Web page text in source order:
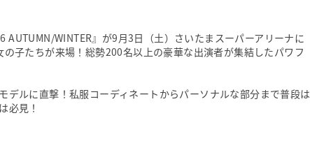
AUTUMN/WINTER』が9月3日（土）さいたまスーパーアリーナに
子たちが来場！総勢200名以上の豪華な出演者が集結したパワフ
デルに直撃！私服コーディネートからパーソナルな部分まで普段は
必見！